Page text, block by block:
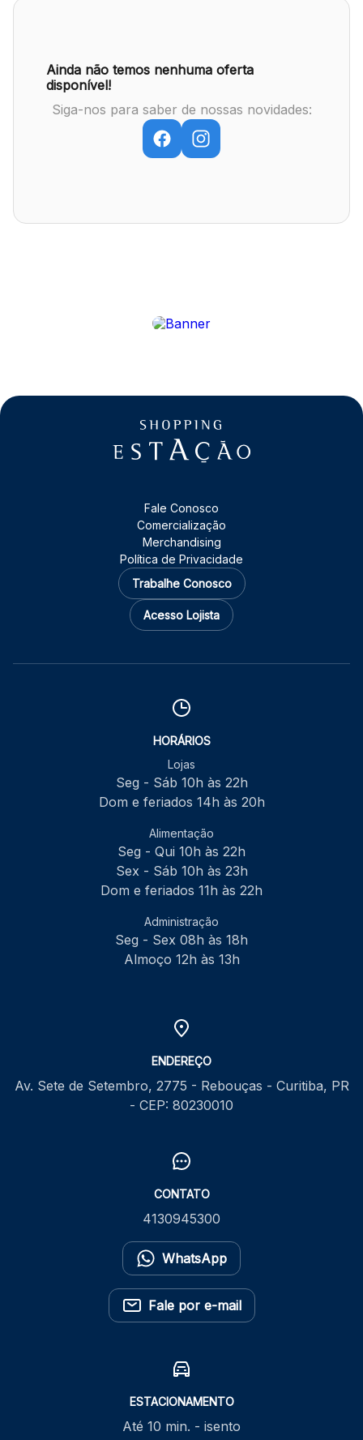
Ainda não temos nenhuma oferta
disponível!
Siga-nos para saber de nossas novidades:
Fale Conosco
Comercialização
Merchandising
Política de Privacidade
Trabalhe Conosco
Acesso Lojista
HORÁRIOS
Lojas
Seg - Sáb 10h às 22h
Dom e feriados 14h às 20h
Alimentação
Seg - Qui 10h às 22h
Sex - Sáb 10h às 23h
Dom e feriados 11h às 22h
Administração
Seg - Sex 08h às 18h
Almoço 12h às 13h
ENDEREÇO
Av. Sete de Setembro, 2775 - Rebouças - Curitiba, PR
- CEP: 80230010
CONTATO
4130945300
WhatsApp
Fale por e-mail
ESTACIONAMENTO
Até 10 min. - isento